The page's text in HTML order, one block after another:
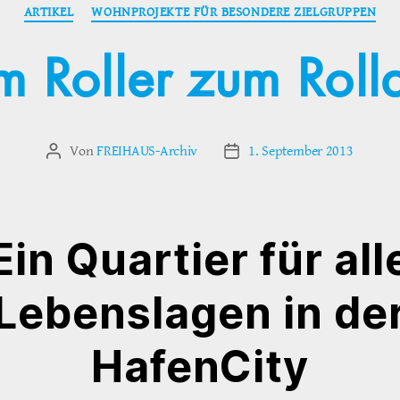
Kategorien
ARTIKEL WOHNPROJEKTE FÜR BESONDERE ZIELGRUPPEN
Roller zum
Beitragsautor
VonFREIHAUS-Archiv Veröffentlichungsdatum
1. September 2013
Quartier für
in
HafenCity